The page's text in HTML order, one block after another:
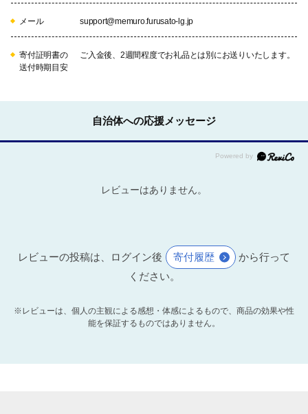
メール support@memuro.furusato-lg.jp
寄付証明書の
送付時期目安
ご入金後、2週間程度でお礼品とは別にお送りいたします。
自治体への応援メッセージ
レビューはありません。
レビューの投稿は、ログイン後 寄付履歴
から行って
ください。
※レビューは、個人の主観による感想・体感によるもので、商品の効果や性
能を保証するものではありません。